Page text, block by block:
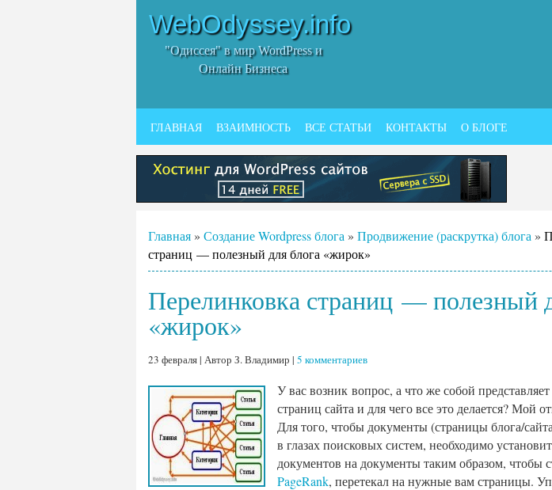
WebOdyssey.info
"Одиссея" в мир WordPress и
Онлайн Бизнеса
ГЛАВНАЯ ВЗАИМНОСТЬ ВСЕ СТАТЬИ КОНТАКТЫ О БЛОГЕ
Главная » Создание Wordpress блога » Продвижение (раскрутка) блога »
страниц — полезный для блога «жирок»
Перелинковка страниц — полезный
«жирок»
23 февраля | Автор З. Владимир | 5 комментариев
У вас возник вопрос, а что же собой
страниц сайта и для чего все это делается? Мой
Для того, чтобы документы (страницы блога/
в глазах поисковых систем, необходимо
документов на документы таким образом, чтобы
PageRank, перетекал на нужные вам страницы.